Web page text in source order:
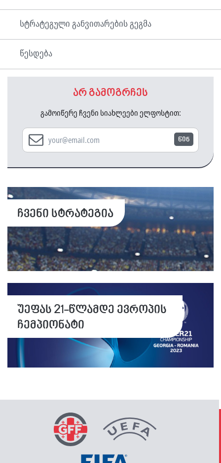
სტრატეგული განვითარების გეგმა
წესდება
არ გამოგრჩეს
გამოიწერე ჩვენი სიახლეები ელფოსტით:
წინ
ჩვენი სტრატეგია
უეფას 21-წლამდე ევროპის
ჩემპიონატი